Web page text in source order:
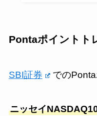
Pontaポイントト
SBI証券 でのPonta
ニッセイ